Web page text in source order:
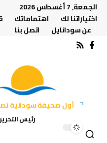
الجمعة, 7 أغسطس 2026
اختياراتنا لك
اهتماماتك
عن سودانايل
اتصل بنا
أول صحيفة سودانية
رئيس